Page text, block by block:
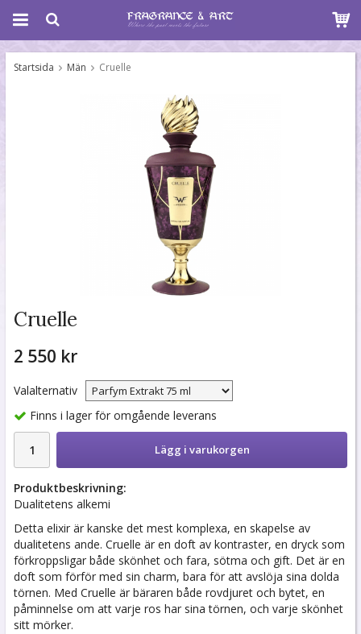
Startsida Män Cruelle
Cruelle
2 550 kr
Valalternativ
Finns i lager för omgående leverans
Lägg i varukorgen
Produktbeskrivning:
Dualitetens alkemi
Detta elixir är kanske det mest komplexa, en skapelse av
dualitetens ande. Cruelle är en doft av kontraster, en dryck som
förkroppsligar både skönhet och fara, sötma och gift. Det är en
doft som förför med sin charm, bara för att avslöja sina dolda
törnen. Med Cruelle är bäraren både rovdjuret och bytet, en
påminnelse om att varje ros har sina törnen, och varje skönhet
sitt mörker.